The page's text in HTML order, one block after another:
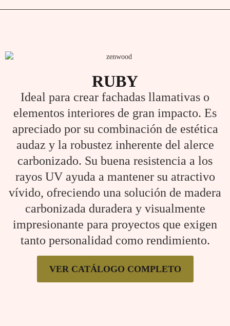
RUBY
Ideal para crear fachadas llamativas o
elementos interiores de gran impacto. Es
apreciado por su combinación de estética
audaz y la robustez inherente del alerce
carbonizado. Su buena resistencia a los
rayos UV ayuda a mantener su atractivo
vívido, ofreciendo una solución de madera
carbonizada duradera y visualmente
impresionante para proyectos que exigen
tanto personalidad como rendimiento.
VER CATÁLOGO COMPLETO